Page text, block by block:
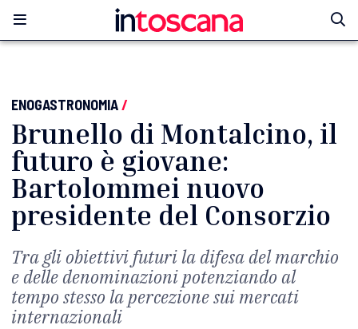
ENOGASTRONOMIA/
Brunello di Montalcino, il
futuro è giovane:
Bartolommei nuovo
presidente del Consorzio
Tra gli obiettivi futuri la difesa del marchio
e delle denominazioni potenziando al
tempo stesso la percezione sui mercati
internazionali